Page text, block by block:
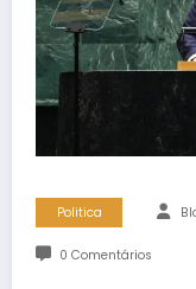
Politica
0 Comentários